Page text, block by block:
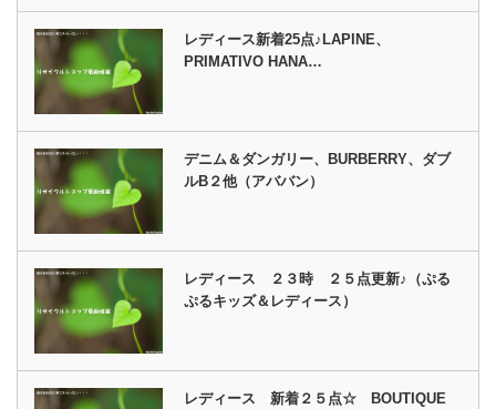
レディース新着25点♪LAPINE、
PRIMATIVO HANA…
デニム＆ダンガリー、BURBERRY、ダブ
ルB２他（アババン）
レディース ２３時 ２５点更新♪（ぷる
ぷるキッズ＆レディース）
レディース 新着２５点☆ BOUTIQUE